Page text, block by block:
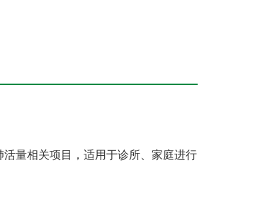
量相关项目，适用于诊所、家庭进行